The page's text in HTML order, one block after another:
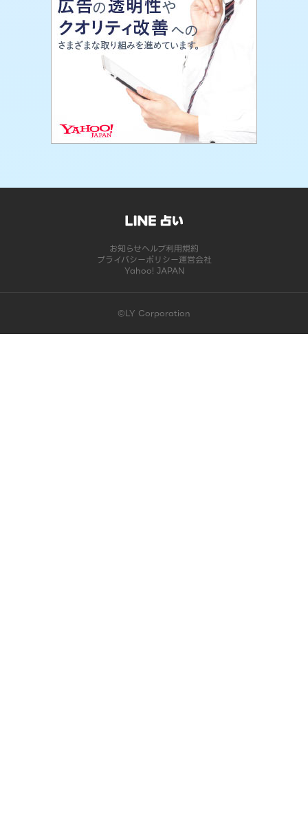
お知らせヘルプ利用規約
プライバシーポリシー運営会社
Yahoo! JAPAN
©LY Corporation
このコンテンツは掲載が終了しました | LINE占い